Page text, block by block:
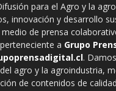
para el Agro y la
innovación y desarrollo
de prensa
a Grupo
.
agro y la agroindustria,
de contenidos de